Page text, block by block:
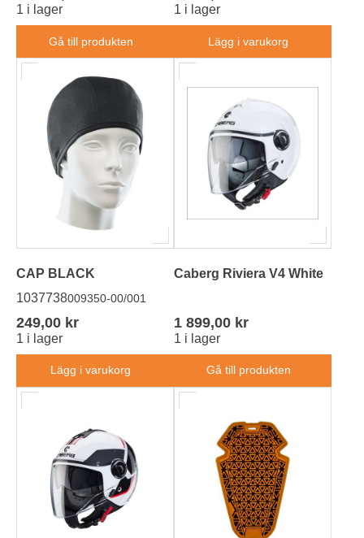
1 i lager
Gå till produkten
1 i lager
Lägg i varukorg
CAP BLACK
1037738009350-00/001
249,00 kr
1 i lager
Lägg i varukorg
Caberg Riviera V4 White
1 899,00 kr
1 i lager
Gå till produkten